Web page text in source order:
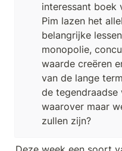
interessant boek
Pim lazen het
belangrijke
monopolie,
waarde creëren
van de lange
de tegendraadse
waarover maar
zullen zijn?